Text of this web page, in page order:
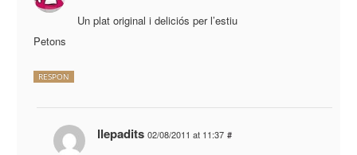
Un plat original i deliciós per l’estiu
Petons
RESPON
llepadits 02/08/2011 at 11:37 #